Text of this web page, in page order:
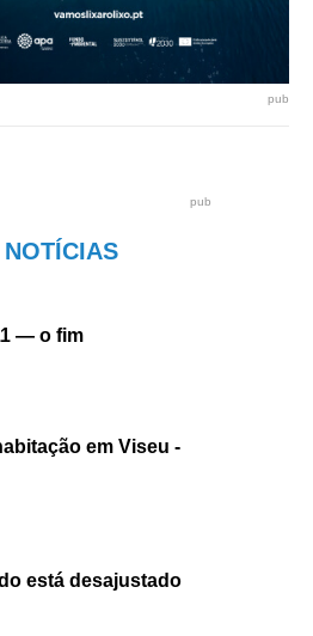
pub
pub
— o fim
em Viseu -
está desajustado